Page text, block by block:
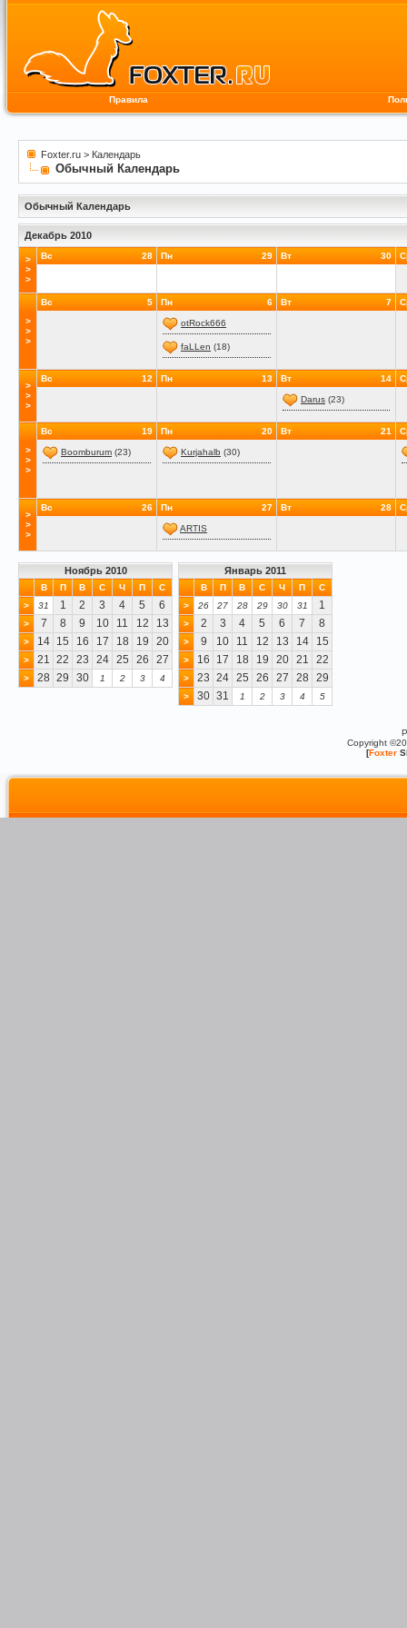
Правила
Foxter.ru > Календарь
Обычный Календарь
Обычный Календарь
Декабрь 2010
>
>
>
28
Вс 29
Пн 30
Вт
>
>
>
5
Вс 6
Пн
otRock666
faLLen (18)
7
Вт
>
>
>
12
Вс 13
Пн 14
Вт
Darus (23)
>
>
>
19
Вс
Boomburum (23)
20
Пн
Kurjahalb (30)
21
Вт
>
>
>
26
Вс 27
Пн
ARTIS
28
Вт
Ноябрь 2010
В П В С Ч П
С
>
31 1 2 3 4 5 6
> 7 8 9 10 11 12 13
> 14 15 16 17 18 19 20
> 21 22 23 24 25 26 27
> 28 29 30 1 2 3 4
Январь 2011
В П В С Ч П
С
>
26 27 28 29 30 31 1
> 2 3 4 5 6 7 8
> 9 10 11 12 13 14 15
> 16 17 18 19 20 21 22
> 23 24 25 26 27 28 29
> 30 31 1 2 3 4 5
Copyright
[Foxter